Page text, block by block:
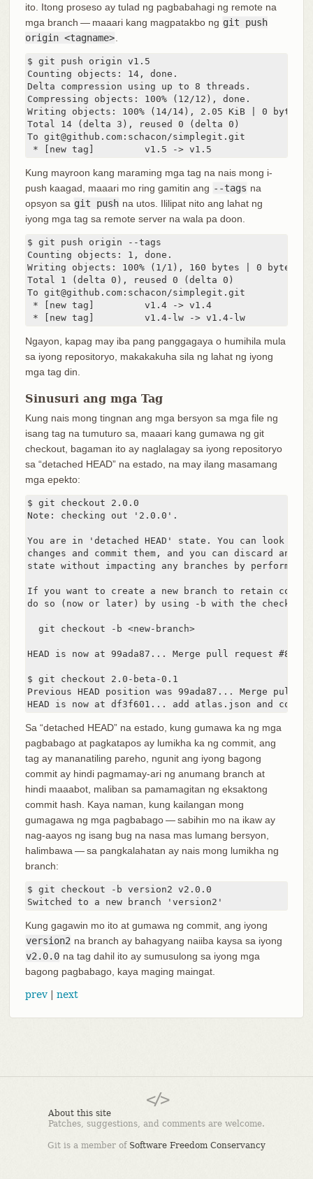
ito. Itong proseso ay tulad ng pagbabahagi ng remote na
mga branch — maaari kang magpatakbo ng git push
origin <tagname>
$ git push origin v1.5
Counting objects: 14, done.
Delta compression using up to 8 threads.
Compressing objects: 100% (12/12), done.
Writing objects: 100% (14/14), 2.05 KiB | 0 bytes/
Total 14 (delta 3), reused 0 (delta 0)
To git@github.com:schacon/simplegit.git
* [new tag]         v1.5 -> v1.5
Kung mayroon kang maraming mga tag na nais mong i-
push kaagad, maaari mo ring gamitin ang --tags na
opsyon sa git push na utos. Ililipat nito ang lahat ng
iyong mga tag sa remote server na wala pa doon.
$ git push origin --tags
Counting objects: 1, done.
Writing objects: 100% (1/1), 160 bytes | 0 bytes/s,
Total 1 (delta 0), reused 0 (delta 0)
To git@github.com:schacon/simplegit.git
* [new tag]         v1.4 -> v1.4
* [new tag]         v1.4-lw -> v1.4-lw
Ngayon, kapag may iba pang panggagaya o humihila mula
sa iyong repositoryo, makakakuha sila ng lahat ng iyong
mga tag din.
Sinusuri ang mga Tag
Kung nais mong tingnan ang mga bersyon sa mga file ng
isang tag na tumuturo sa, maaari kang gumawa ng git
checkout, bagaman ito ay naglalagay sa iyong repositoryo
sa “detached HEAD” na estado, na may ilang masamang
mga epekto:
$ git checkout 2.0.0
Note: checking out '2.0.0'.
You are in 'detached HEAD' state. You can look
changes and commit them, and you can discard any
state without impacting any branches by performing
If you want to create a new branch to retain
do so (now or later) by using -b with the checkout
  git checkout -b <new-branch>
HEAD is now at 99ada87... Merge pull request #89
$ git checkout 2.0-beta-0.1
Previous HEAD position was 99ada87... Merge pull
HEAD is now at df3f601... add atlas.json and cover
Sa “detached HEAD” na estado, kung gumawa ka ng mga
pagbabago at pagkatapos ay lumikha ka ng commit, ang
tag ay mananatiling pareho, ngunit ang iyong bagong
commit ay hindi pagmamay-ari ng anumang branch at
hindi maaabot, maliban sa pamamagitan ng eksaktong
commit hash. Kaya naman, kung kailangan mong
gumagawa ng mga pagbabago — sabihin mo na ikaw ay
nag-aayos ng isang bug na nasa mas lumang bersyon,
halimbawa — sa pangkalahatan ay nais mong lumikha ng
branch:
$ git checkout -b version2 v2.0.0
Switched to a new branch 'version2'
Kung gagawin mo ito at gumawa ng commit, ang iyong
version2 na branch ay bahagyang naiiba kaysa sa iyong
v2.0.0 na tag dahil ito ay sumusulong sa iyong mga
bagong pagbabago, kaya maging maingat.
prev| next
About this site
Patches, suggestions, and comments are welcome.
Git is a member of Software Freedom Conservancy